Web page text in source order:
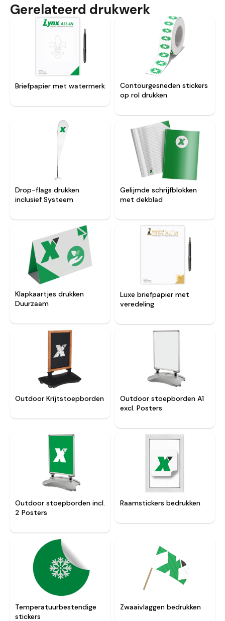
Gerelateerd drukwerk
Briefpapier met watermerk
Contourgesneden stickers
op rol drukken
Drop-flags drukken
inclusief Systeem
Gelijmde schrijfblokken
met dekblad
Klapkaartjes drukken
Duurzaam
Luxe briefpapier met
veredeling
Outdoor Krijtstoepborden
Outdoor stoepborden A1
excl. Posters
Outdoor stoepborden incl.
2 Posters
Raamstickers bedrukken
Temperatuurbestendige
stickers
Zwaaivlaggen bedrukken